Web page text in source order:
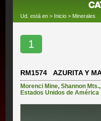
Ud. está en > Inicio > Minerales
1
RM1574 AZURITA Y
Morenci Mine,Shannon Mts.,
Estados Unidos de América